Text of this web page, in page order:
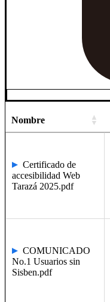
Nombre
Certificado de
accesibilidad Web
Tarazá 2025.pdf
COMUNICADO
No.1 Usuarios sin
Sisben.pdf